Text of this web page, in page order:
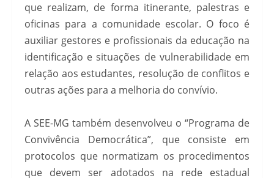
que realizam, de forma itinerante, palestras e
oficinas para a comunidade escolar. O foco é
auxiliar gestores e profissionais da educação na
identificação e situações de vulnerabilidade em
relação aos estudantes, resolução de conflitos e
outras ações para a melhoria do convívio.
A SEE-MG também desenvolveu o “Programa de
Convivência Democrática”, que consiste em
protocolos que normatizam os procedimentos
que devem ser adotados na rede estadual